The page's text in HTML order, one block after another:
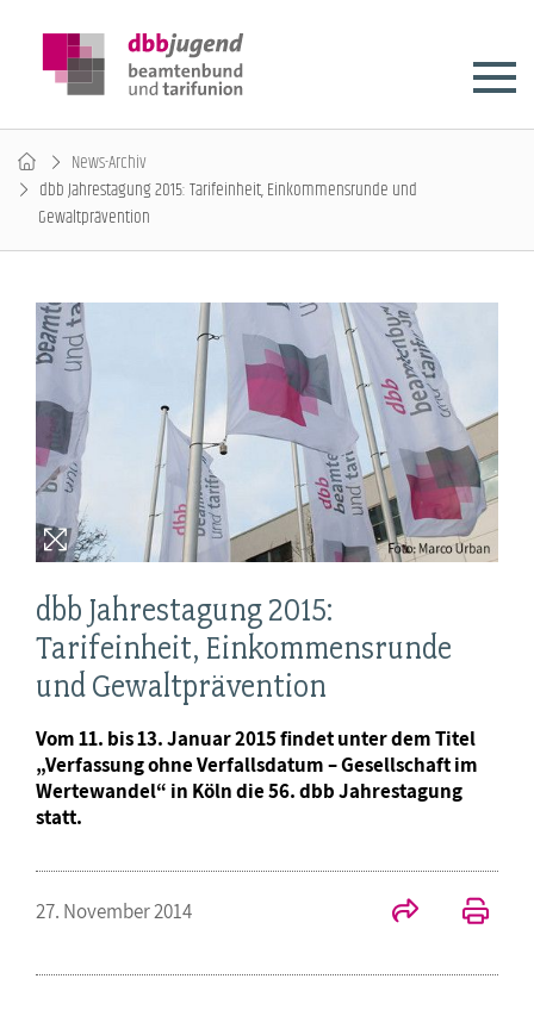
News-Archiv
dbb Jahrestagung 2015: Tarifeinheit, Einkommensrunde und
Gewaltprävention
dbb Jahrestagung 2015:
Tarifeinheit, Einkommensrunde
und Gewaltprävention
Vom 11. bis 13. Januar 2015 findet unter dem Titel
„Verfassung ohne Verfallsdatum – Gesellschaft im
Wertewandel“ in Köln die 56. dbb Jahrestagung
statt.
27. November 2014